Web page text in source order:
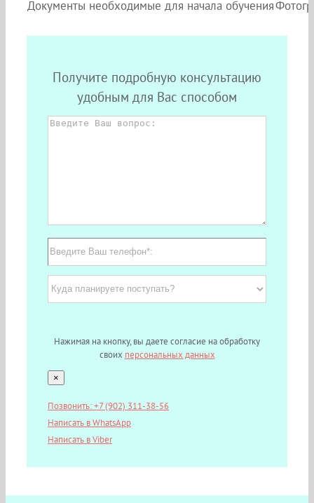
Документы необходимые для начала обучения
Получите подробную консультацию
удобным для Вас способом
Нажимая на кнопку, вы даете согласие на обработку
своих персональных данных
×
Позвонить: +7 (902) 311-38-56
Написать в WhatsApp
Написать в Viber